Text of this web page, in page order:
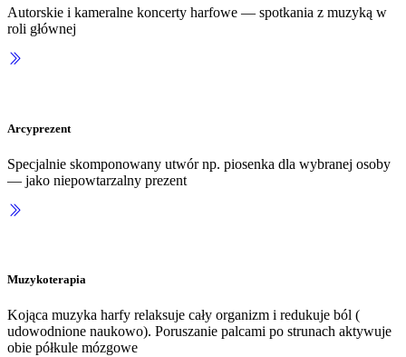
Autorskie i kameralne koncerty harfowe — spotkania z muzyką w
roli głównej
Arcyprezent
Specjalnie skomponowany utwór np. piosenka dla wybranej osoby
— jako niepowtarzalny prezent
Muzykoterapia
Kojąca muzyka harfy relaksuje cały organizm i redukuje ból (
udowodnione naukowo). Poruszanie palcami po strunach aktywuje
obie półkule mózgowe